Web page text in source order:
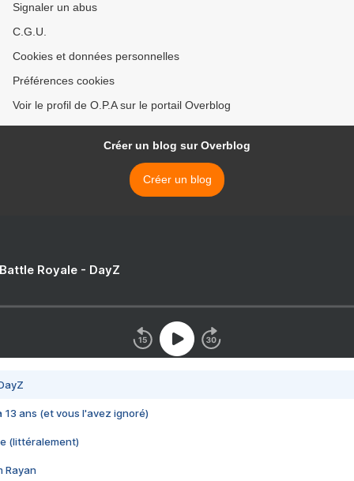
Signaler un abus
C.G.U.
Cookies et données personnelles
Préférences cookies
Voir le profil de O.P.A sur le portail Overblog
Créer un blog sur Overblog
Créer un blog
Royale - DayZ
13 ans (et vous l'avez ignoré)
(littéralement)
Rayan